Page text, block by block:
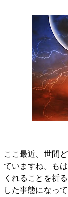
ここ最近、世間
ていますね。も
くれることを祈
した事態になっ